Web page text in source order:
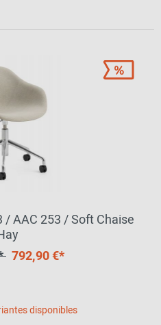
/ AAC 253 / Soft Chaise
792,90 €*
disponibles